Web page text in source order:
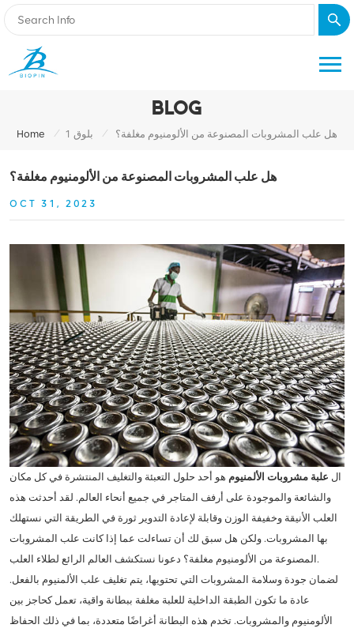
BLOG
Home / بلوق 1 / هل علب المشروبات المصنوعة من الألومنيوم مغلفة؟
هل علب المشروبات المصنوعة من الألومنيوم مغلفة؟
OCT 31, 2023
ال علبة مشروبات الألمنيوم هو أحد حلول التعبئة والتغليف المنتشرة في كل مكان
والشائعة والموجودة على أرفف المتاجر في جميع أنحاء العالم. لقد أحدثت هذه
العلب الأنيقة وخفيفة الوزن وقابلة لإعادة التدوير ثورة في الطريقة التي نستهلك
بها المشروبات. ولكن هل سبق لك أن تساءلت عما إذا كانت علب المشروبات
المصنوعة من الألومنيوم مغلفة؟ دعونا نستكشف العالم الرائع لطلاء العلب.
لضمان جودة وسلامة المشروبات التي تحتويها، يتم تغليف علب الألمنيوم بالفعل.
عادة ما تكون الطبقة الداخلية للعلبة مغلفة ببطانة واقية، تعمل كحاجز بين
الألومنيوم والمشروبات. تخدم هذه البطانة أغراضًا متعددة، بما في ذلك الحفاظ